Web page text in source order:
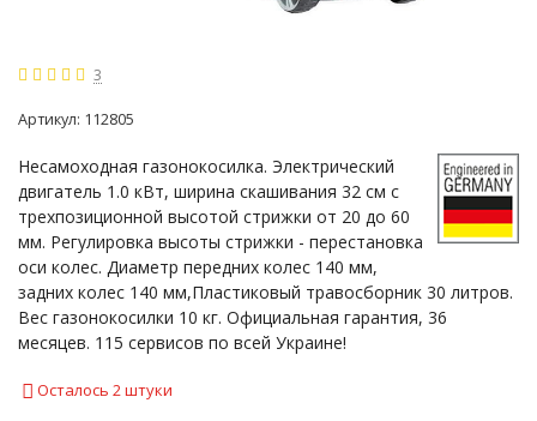
3
Артикул: 112805
Несамоходная газонокосилка. Электрический
двигатель 1.0 кВт, ширина скашивания 32 см с
трехпозиционной высотой стрижки от 20 до 60
мм. Регулировка высоты стрижки - перестановка
оси колес. Диаметр передних колес 140 мм,
задних колес 140 мм,Пластиковый травосборник 30 литров.
Вес газонокосилки 10 кг. Официальная гарантия, 36
месяцев. 115 сервисов по всей Украине!
Осталось 2 штуки